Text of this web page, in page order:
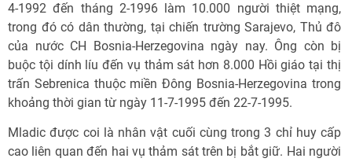
4-1992 đến tháng 2-1996 làm 10.000 người thiệt mạng,
trong đó có dân thường, tại chiến trường Sarajevo, Thủ đô
của nước CH Bosnia-Herzegovina ngày nay. Ông còn bị
buộc tội dính líu đến vụ thảm sát hơn 8.000 Hồi giáo tại thị
trấn Sebrenica thuộc miền Đông Bosnia-Herzegovina trong
khoảng thời gian từ ngày 11-7-1995 đến 22-7-1995.
Mladic được coi là nhân vật cuối cùng trong 3 chỉ huy cấp
cao liên quan đến hai vụ thảm sát trên bị bắt giữ. Hai người